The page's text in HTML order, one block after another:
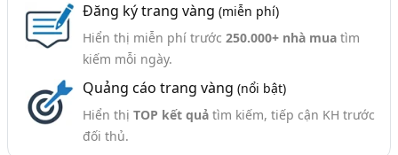
Ngành xem thêm
Vách Ngăn - Cung Cấp Và Thi Công (153)
Vách Ngăn Phòng, Vách Ngăn Di Động (83)
Vách Ngăn Văn Phòng (Bằng Gỗ Nỉ, Nhựa, Mica,..) (64)
Tp. Đà Nẵng
Bắc Ninh
Quảng Ninh
Thanh Hóa
Quảng Bình
Đăng ký trang vàng (miễn phí)
Hiển thị miễn phí trước 250.000+ nhà muatìm
kiếm mỗi ngày.
Quảng cáo trang vàng (nổi bật)
Hiển thị TOP kết quảtìm kiếm, tiếp cận KH trước
đối thủ.